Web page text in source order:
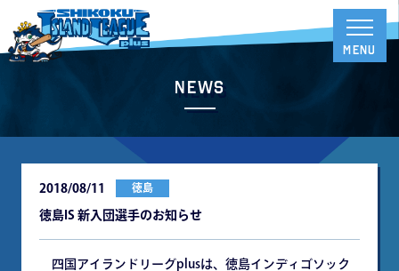
News
2018/08/11 徳島
徳島IS 新入団選手のお知らせ
四国アイランドリーグplusは、徳島インディゴソック